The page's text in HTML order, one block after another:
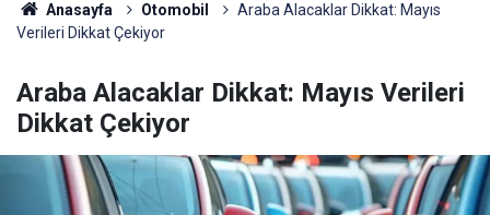
Anasayfa Otomobil
Araba Alacaklar Dikkat: Mayıs
Verileri Dikkat Çekiyor
Araba Alacaklar Dikkat: Mayıs Verileri
Dikkat Çekiyor